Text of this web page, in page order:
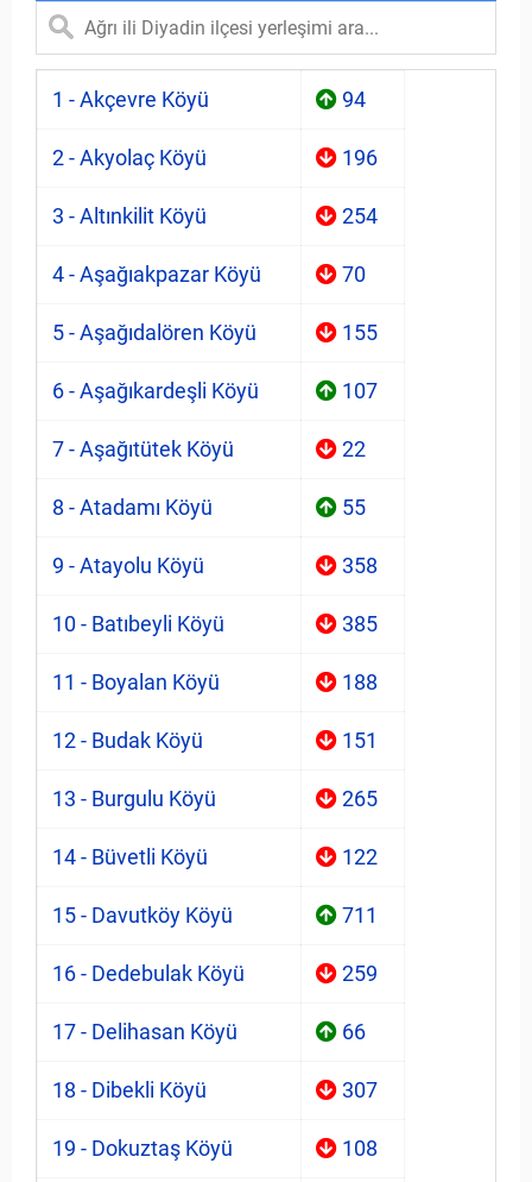
1 - Akçevre Köyü 94
2 - Akyolaç Köyü 196
3 - Altınkilit Köyü 254
4 - Aşağıakpazar Köyü 70
5 - Aşağıdalören Köyü 155
6 - Aşağıkardeşli Köyü 107
7 - Aşağıtütek Köyü 22
8 - Atadamı Köyü 55
9 - Atayolu Köyü 358
10 - Batıbeyli Köyü 385
11 - Boyalan Köyü 188
12 - Budak Köyü 151
13 - Burgulu Köyü 265
14 - Büvetli Köyü 122
15 - Davutköy Köyü 711
16 - Dedebulak Köyü 259
17 - Delihasan Köyü 66
18 - Dibekli Köyü 307
19 - Dokuztaş Köyü 108